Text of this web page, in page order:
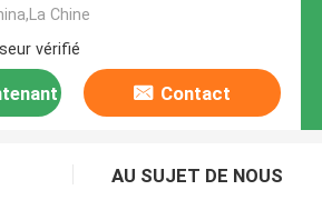
Chine
vérifié
Contact
AU SUJET DE NOUS